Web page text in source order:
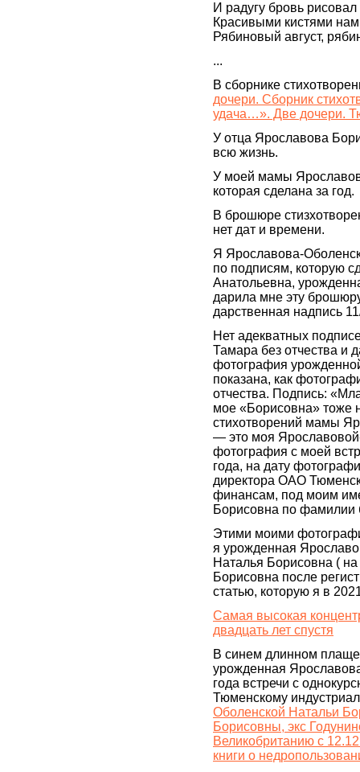
И радугу бровь
Красивыми кистями
Рябиновый август,
...
В сборнике
дочери. Сборник
удача…». Две дочери.
У отца Ярославова
всю жизнь.
У моей мамы
которая сделана за год.
В брошюре
нет дат и времени.
Я Ярославова-
по подписям, которую
Анатольевна,
дарила мне эту
дарственная надпись
Нет адекватных
Тамара без отчества и
фотография
показана, как
отчества. Подпись:
мое «Борисовна» тоже
стихотворений мамы
— это моя
фотография с моей
года, на дату
директора ОАО
финансам, под моим
Борисовна по фамилии
Этими моими
я урожденная
Наталья Борисовна ( на
Борисовна после
статью, которую я в
Самая высокая
двадцать лет спустя
В синем длинном
урожденная
года встречи с
Тюменскому
Оболенской Натальи
Борисовны, экс
Великобританию с
книги о